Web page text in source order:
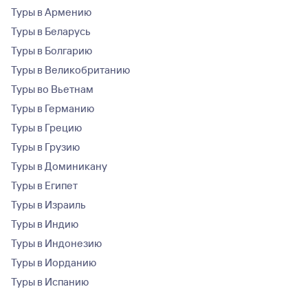
Туры в Армению
Туры в Беларусь
Туры в Болгарию
Туры в Великобританию
Туры во Вьетнам
Туры в Германию
Туры в Грецию
Туры в Грузию
Туры в Доминикану
Туры в Египет
Туры в Израиль
Туры в Индию
Туры в Индонезию
Туры в Иорданию
Туры в Испанию